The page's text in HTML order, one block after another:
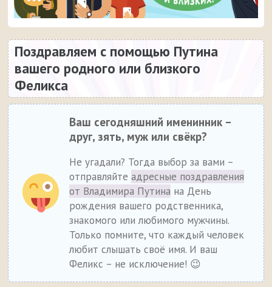
Поздравляем с помощью Путина
вашего родного или близкого
Феликса
Ваш сегодняшний именинник –
друг, зять, муж или свёкр?
Не угадали? Тогда выбор за вами –
отправляйтеадресные поздравления
от Владимира Путина на День
рождения вашего родственника,
знакомого или любимого мужчины.
Только помните, что каждый человек
любит слышать своё имя. И ваш
Феликс – не исключение! 😉